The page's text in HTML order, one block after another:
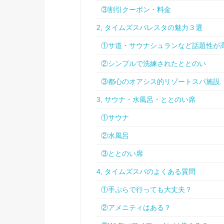
③割引クーポン・料金
2, タイムズスパレスタの魅力３選
①サ道・サウナシュランなど話題性が
②シンプルで洗練されたととのい
③都心のオアシス的リゾートスパ施設
3, サウナ・水風呂・ととのい席
①サウナ
②水風呂
③ととのい席
4, タイムズスパのよくある質問
①手ぶらで行っても大丈夫？
②アメニティはある？